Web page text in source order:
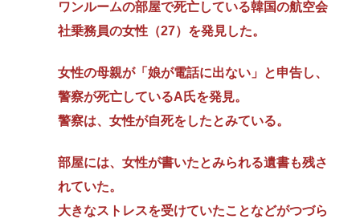
ワンルームの部屋で死亡している韓国の航空会
社乗務員の女性（27）を発見した。
女性の母親が「娘が電話に出ない」と申告し、
警察が死亡しているA氏を発見。
警察は、女性が自死をしたとみている。
部屋には、女性が書いたとみられる遺書も残さ
れていた。
大きなストレスを受けていたことなどがつづら